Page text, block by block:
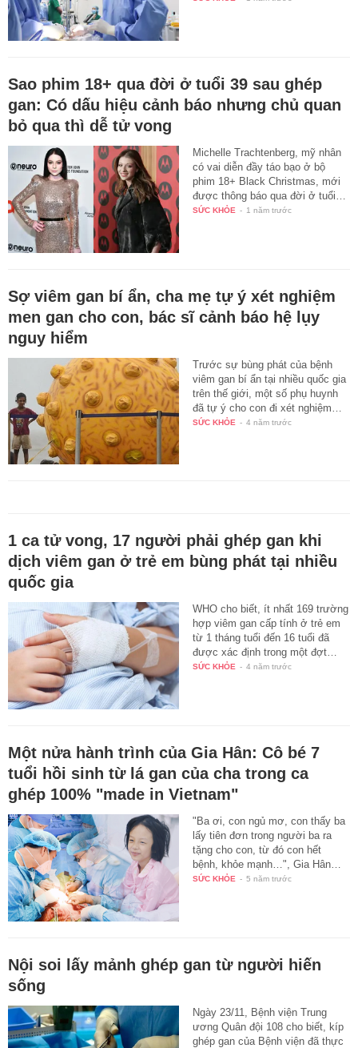
Sao phim 18+ qua đời ở tuổi 39 sau ghép
gan: Có dấu hiệu cảnh báo nhưng chủ quan
bỏ qua thì dễ tử vong
Michelle Trachtenberg, mỹ nhân
có vai diễn đầy táo bạo ở bộ
phim 18+ Black Christmas, mới
được thông báo qua đời ở tuổi…
SỨC KHỎE - 1 năm trước
Sợ viêm gan bí ẩn, cha mẹ tự ý xét nghiệm
men gan cho con, bác sĩ cảnh báo hệ lụy
nguy hiểm
Trước sự bùng phát của bệnh
viêm gan bí ẩn tại nhiều quốc gia
trên thế giới, một số phụ huynh
đã tự ý cho con đi xét nghiệm…
SỨC KHỎE - 4 năm trước
1 ca tử vong, 17 người phải ghép gan khi
dịch viêm gan ở trẻ em bùng phát tại nhiều
quốc gia
WHO cho biết, ít nhất 169 trường
hợp viêm gan cấp tính ở trẻ em
từ 1 tháng tuổi đến 16 tuổi đã
được xác định trong một đợt…
SỨC KHỎE - 4 năm trước
Một nửa hành trình của Gia Hân: Cô bé 7
tuổi hồi sinh từ lá gan của cha trong ca
ghép 100% "made in Vietnam"
"Ba ơi, con ngủ mơ, con thấy ba
lấy tiên đơn trong người ba ra
tặng cho con, từ đó con hết
bệnh, khỏe mạnh…", Gia Hân…
SỨC KHỎE - 5 năm trước
Nội soi lấy mảnh ghép gan từ người hiến
sống
Ngày 23/11, Bệnh viện Trung
ương Quân đội 108 cho biết, kíp
ghép gan của Bệnh viện đã thực